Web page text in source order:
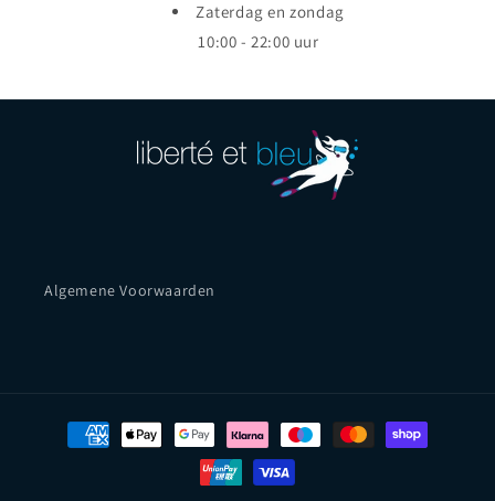
Zaterdag en zondag
10:00 - 22:00 uur
Algemene Voorwaarden
Payment
methods